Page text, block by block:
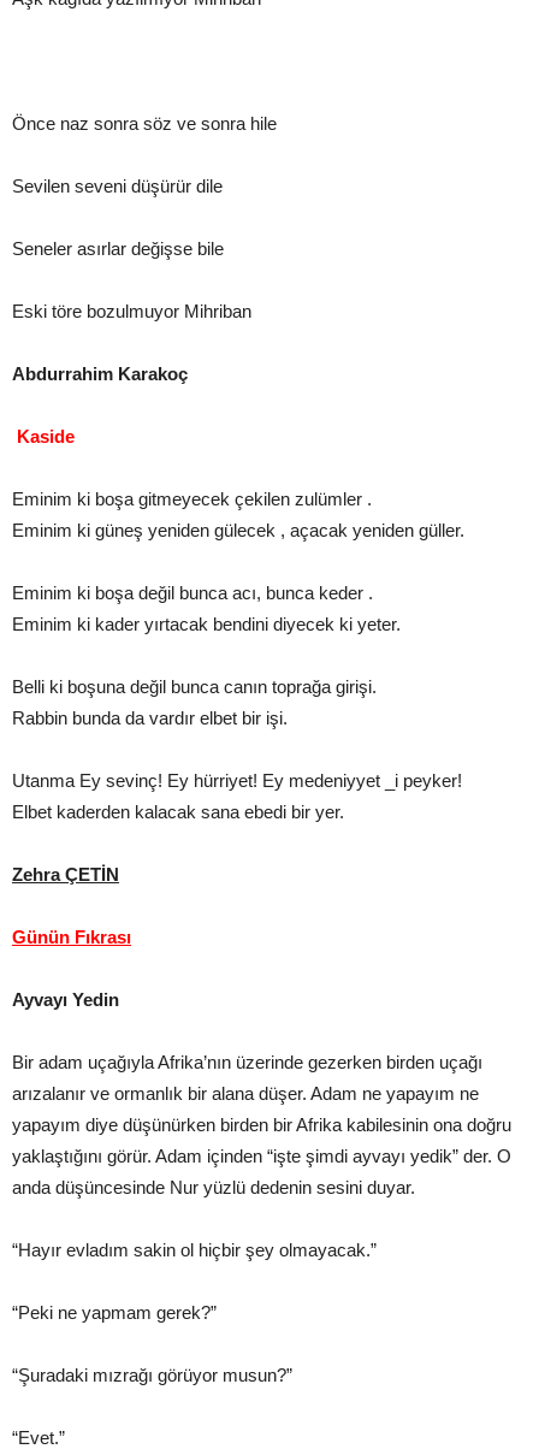
Önce naz sonra söz ve sonra hile
Sevilen seveni düşürür dile
Seneler asırlar değişse bile
Eski töre bozulmuyor Mihriban
Abdurrahim Karakoç
Kaside
Eminim ki boşa gitmeyecek çekilen zulümler .
Eminim ki güneş yeniden gülecek , açacak yeniden güller.
Eminim ki boşa değil bunca acı, bunca keder .
Eminim ki kader yırtacak bendini diyecek ki yeter.
Belli ki boşuna değil bunca canın toprağa girişi.
Rabbin bunda da vardır elbet bir işi.
Utanma Ey sevinç! Ey hürriyet! Ey medeniyyet _i peyker!
Elbet kaderden kalacak sana ebedi bir yer.
Zehra ÇETİN
Günün Fıkrası
Ayvayı Yedin
Bir adam uçağıyla Afrika’nın üzerinde gezerken birden uçağı
arızalanır ve ormanlık bir alana düşer. Adam ne yapayım ne
yapayım diye düşünürken birden bir Afrika kabilesinin ona doğru
yaklaştığını görür. Adam içinden “işte şimdi ayvayı yedik” der. O
anda düşüncesinde Nur yüzlü dedenin sesini duyar.
“Hayır evladım sakin ol hiçbir şey olmayacak.”
“Peki ne yapmam gerek?”
“Şuradaki mızrağı görüyor musun?”
“Evet.”